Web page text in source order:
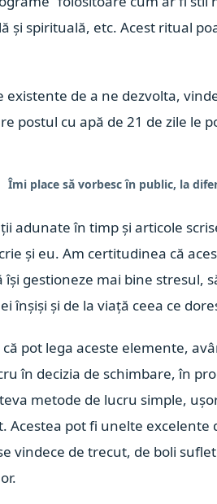
și spirituală, etc. Acest ritual
de a ne dezvolta,
postul cu apă de 21 de zile le
să vorbesc în public, la diferite
adunate în timp și articole
și eu. Am certitudinea că
gestioneze mai bine stresul,
înșiși și de la viață ceea ce
pot lega aceste elemente,
în decizia de schimbare, în
metode de lucru simple,
pot fi unelte excelente
vindece de trecut, de boli